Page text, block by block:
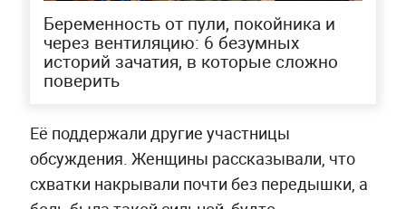
Беременность от пули, покойника и
через вентиляцию: 6 безумных
историй зачатия, в которые сложно
поверить
Её поддержали другие участницы
обсуждения. Женщины рассказывали, что
схватки накрывали почти без передышки, а